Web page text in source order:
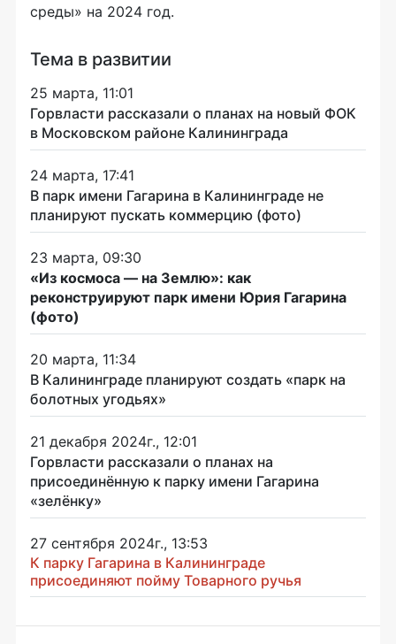
среды» на 2024 год.
Тема в развитии
25 марта, 11:01
Горвласти рассказали о планах на новый ФОК
в Московском районе Калининграда
24 марта, 17:41
В парк имени Гагарина в Калининграде не
планируют пускать коммерцию (фото)
23 марта, 09:30
«Из космоса — на Землю»: как
реконструируют парк имени Юрия Гагарина
(фото)
20 марта, 11:34
В Калининграде планируют создать «парк на
болотных угодьях»
21 декабря 2024г., 12:01
Горвласти рассказали о планах на
присоединённую к парку имени Гагарина
«зелёнку»
27 сентября 2024г., 13:53
К парку Гагарина в Калининграде
присоединяют пойму Товарного ручья